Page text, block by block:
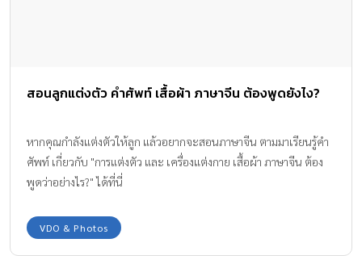
สอนลูกแต่งตัว คำศัพท์ เสื้อผ้า ภาษาจีน ต้องพูดยังไง?
หากคุณกำลังแต่งตัวให้ลูก แล้วอยากจะสอนภาษาจีน ตามมาเรียนรู้คำ
ศัพท์ เกี่ยวกับ "การแต่งตัว และ เครื่องแต่งกาย เสื้อผ้า ภาษาจีน ต้อง
พูดว่าอย่างไร?" ได้ที่นี่
VDO & Photos